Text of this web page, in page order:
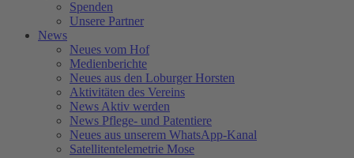
Spenden
Unsere Partner
News
Neues vom Hof
Medienberichte
Neues aus den Loburger Horsten
Aktivitäten des Vereins
News Aktiv werden
News Pflege- und Patentiere
Neues aus unserem WhatsApp-Kanal
Satellitentelemetrie Mose